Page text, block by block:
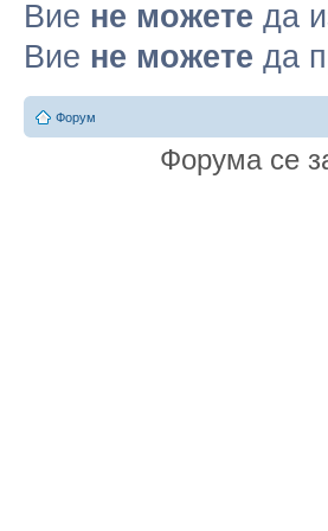
Вие не можете да
Вие не можете да
Форум
Форума се